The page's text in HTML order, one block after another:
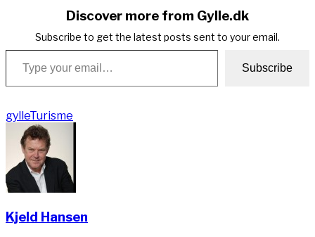
Discover more from Gylle.dk
Subscribe to get the latest posts sent to your email.
Type your email…
Subscribe
gylleTurisme
Kjeld Hansen